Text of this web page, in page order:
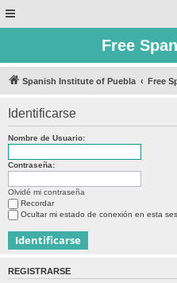
Free
Spanish Institute of Puebla Free
Identificarse
Nombre de Usuario:
Contraseña:
Olvidé mi contraseña
Recordar
Ocultar mi estado de conexión en esta
REGISTRARSE